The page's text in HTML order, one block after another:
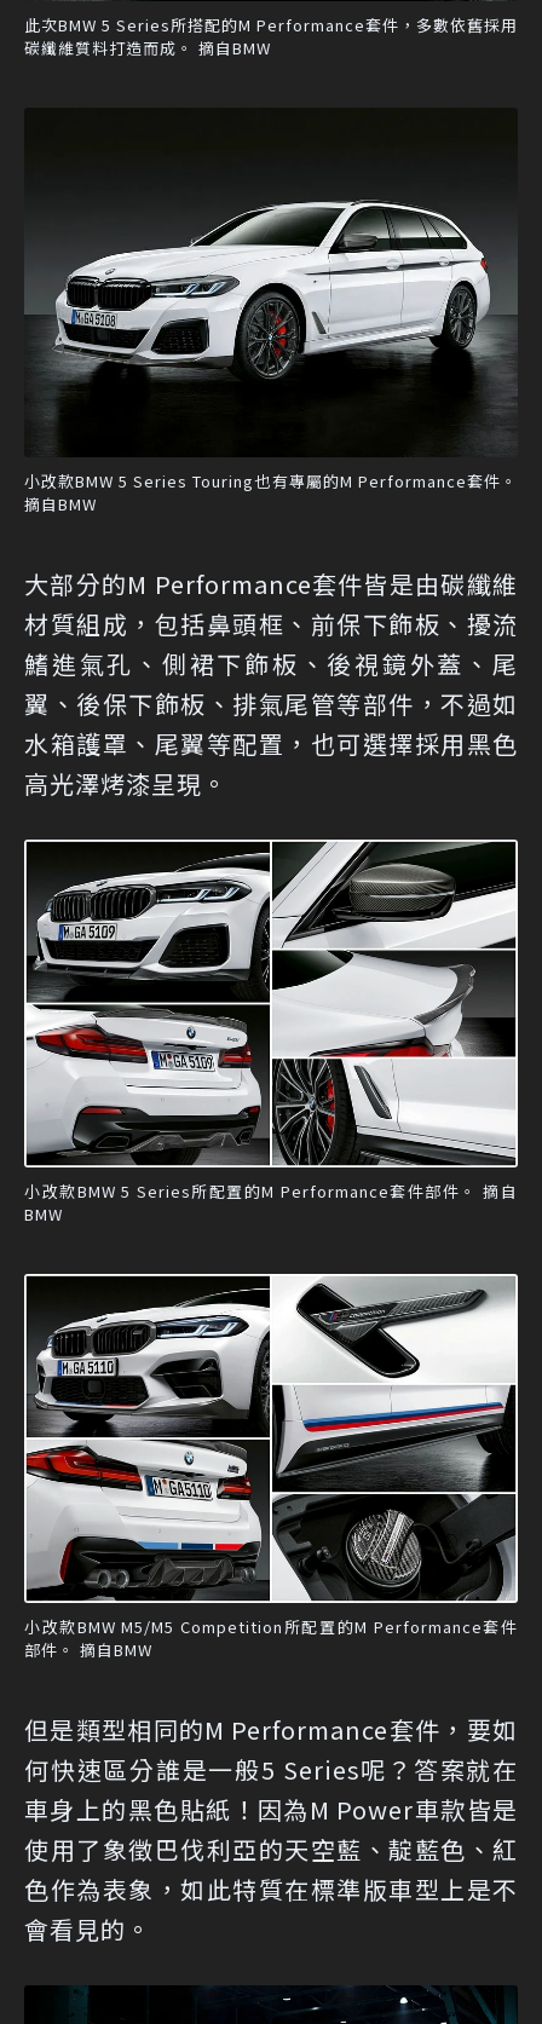
此次BMW 5 Series所搭配的M Performance套件，多數依舊採用
碳纖維質料打造而成。 摘自BMW
小改款BMW 5 Series Touring也有專屬的M Performance套件。
摘自BMW
大部分的M Performance套件皆是由碳纖維
材質組成，包括鼻頭框、前保下飾板、擾流
鰭進氣孔、側裙下飾板、後視鏡外蓋、尾
翼、後保下飾板、排氣尾管等部件，不過如
水箱護罩、尾翼等配置，也可選擇採用黑色
高光澤烤漆呈現。
小改款BMW 5 Series所配置的M Performance套件部件。 摘自
BMW
小改款BMW M5/M5 Competition所配置的M Performance套件
部件。 摘自BMW
但是類型相同的M Performance套件，要如
何快速區分誰是一般5 Series呢？答案就在
車身上的黑色貼紙！因為M Power車款皆是
使用了象徵巴伐利亞的天空藍、靛藍色、紅
色作為表象，如此特質在標準版車型上是不
會看見的。